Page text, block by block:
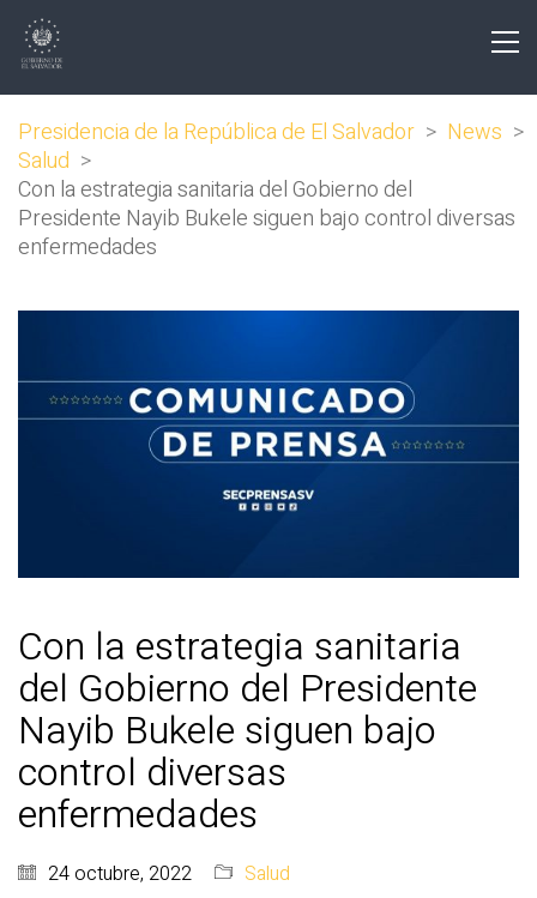
Presidencia de la República de El Salvador > News >
Salud >
Con la estrategia sanitaria del Gobierno del
Presidente Nayib Bukele siguen bajo control diversas
enfermedades
Con la estrategia sanitaria
del Gobierno del Presidente
Nayib Bukele siguen bajo
control diversas
enfermedades
24 octubre, 2022 Salud